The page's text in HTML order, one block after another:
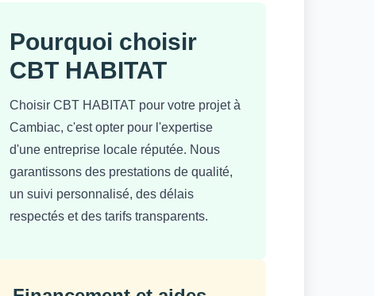
Pourquoi choisir
CBT HABITAT
Choisir CBT HABITAT pour votre projet à
Cambiac, c'est opter pour l'expertise
d'une entreprise locale réputée. Nous
garantissons des prestations de qualité,
un suivi personnalisé, des délais
respectés et des tarifs transparents.